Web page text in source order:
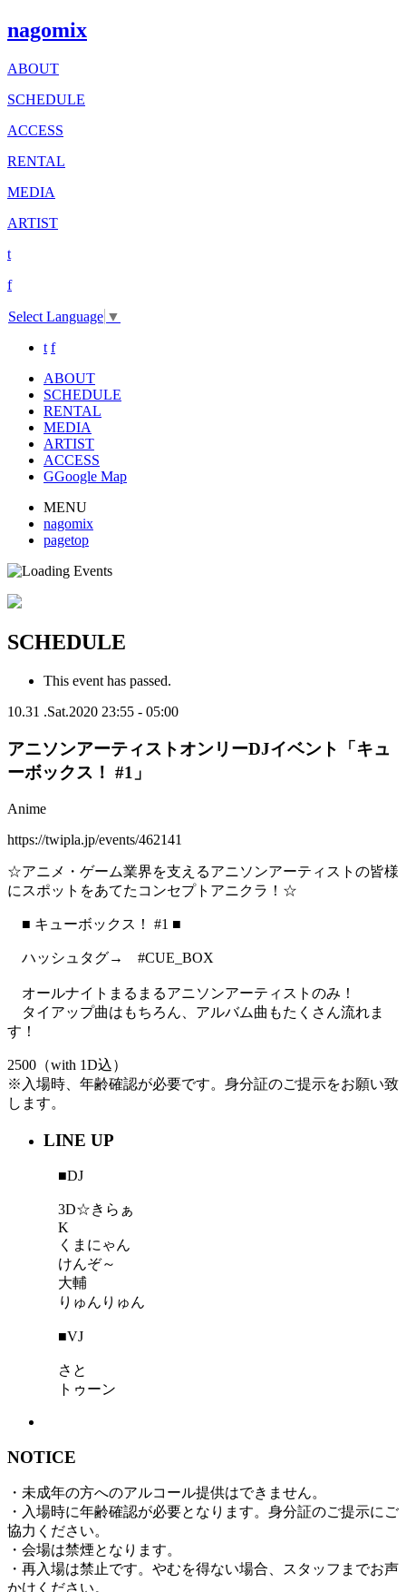
nagomix
ABOUT
SCHEDULE
ACCESS
RENTAL
MEDIA
ARTIST
t
f
Select Language ▼
t f
ABOUT
SCHEDULE
RENTAL
MEDIA
ARTIST
ACCESS
GGoogle Map
MENU
nagomix
pagetop
SCHEDULE
This event has passed.
10.31 .Sat.2020 23:55 - 05:00
アニソンアーティストオンリーDJイベント「キュ
ーボックス！ #1」
Anime
https://twipla.jp/events/462141
☆アニメ・ゲーム業界を支えるアニソンアーティストの皆様
にスポットをあてたコンセプトアニクラ！☆
■ キューボックス！ #1 ■
ハッシュタグ→ #CUE_BOX
オールナイトまるまるアニソンアーティストのみ！
タイアップ曲はもちろん、アルバム曲もたくさん流れま
す！
2500（with 1D込）
※入場時、年齢確認が必要です。身分証のご提示をお願い致
します。
LINE UP
■DJ
3D☆きらぁ
K
くまにゃん
けんぞ～
大輔
りゅんりゅん
■VJ
さと
トゥーン
NOTICE
・未成年の方へのアルコール提供はできません。
・入場時に年齢確認が必要となります。身分証のご提示にご
協力ください。
・会場は禁煙となります。
・再入場は禁止です。やむを得ない場合、スタッフまでお声
かけください。